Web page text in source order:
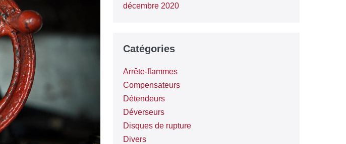
décembre 2020
Catégories
Arrête-flammes
Compensateurs
Détendeurs
Déverseurs
Disques de rupture
Divers